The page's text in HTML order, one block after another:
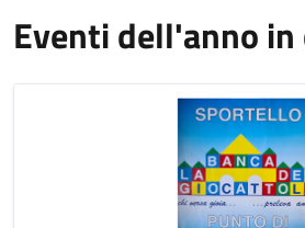
Eventi dell'anno in